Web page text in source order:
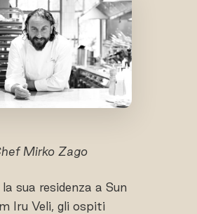
Mirko Zago
sua residenza a Sun
Iru Veli, gli ospiti